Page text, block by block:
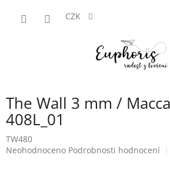
CZK
The Wall 3 mm /
408L_01
TW480
Průměrné
Neohodnoceno Podrobnosti hodnocení